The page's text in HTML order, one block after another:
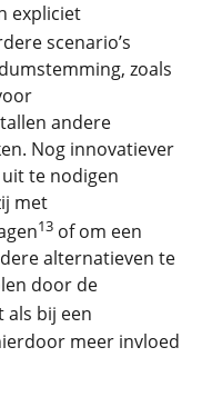
expliciet
scenario’s
zoals
andere
Nog innovatiever
te nodigen
met
13 of om een
alternatieven te
door de
als bij een
meer invloed